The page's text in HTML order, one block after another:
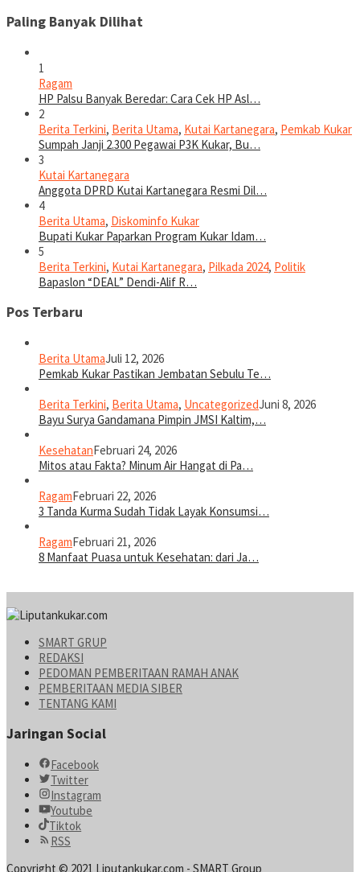
Paling Banyak Dilihat
1
Ragam
HP Palsu Banyak Beredar: Cara Cek HP Asl…
2
Berita Terkini, Berita Utama, Kutai Kartanegara, Pemkab Kukar
Sumpah Janji 2.300 Pegawai P3K Kukar, Bu…
3
Kutai Kartanegara
Anggota DPRD Kutai Kartanegara Resmi Dil…
4
Berita Utama, Diskominfo Kukar
Bupati Kukar Paparkan Program Kukar Idam…
5
Berita Terkini, Kutai Kartanegara, Pilkada 2024, Politik
Bapaslon “DEAL” Dendi-Alif R…
Pos Terbaru
Berita UtamaJuli 12, 2026
Pemkab Kukar Pastikan Jembatan Sebulu Te…
Berita Terkini, Berita Utama, UncategorizedJuni 8, 2026
Bayu Surya Gandamana Pimpin JMSI Kaltim,…
KesehatanFebruari 24, 2026
Mitos atau Fakta? Minum Air Hangat di Pa…
RagamFebruari 22, 2026
3 Tanda Kurma Sudah Tidak Layak Konsumsi…
RagamFebruari 21, 2026
8 Manfaat Puasa untuk Kesehatan: dari Ja…
SMART GRUP
REDAKSI
PEDOMAN PEMBERITAAN RAMAH ANAK
PEMBERITAAN MEDIA SIBER
TENTANG KAMI
Jaringan Social
Facebook
Twitter
Instagram
Youtube
Tiktok
RSS
Copyright © 2021 Liputankukar.com - SMART Group